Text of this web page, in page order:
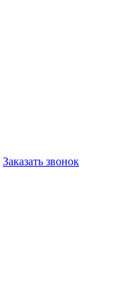
Заказать звонок